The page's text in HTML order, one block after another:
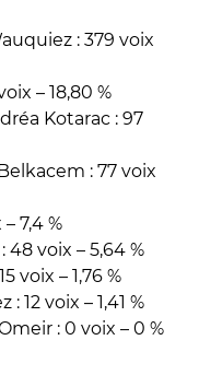
: 379 voix
– 18,80 %
Kotarac : 97
: 77 voix
7,4 %
48 voix – 5,64 %
voix – 1,76 %
12 voix – 1,41 %
: 0 voix – 0 %